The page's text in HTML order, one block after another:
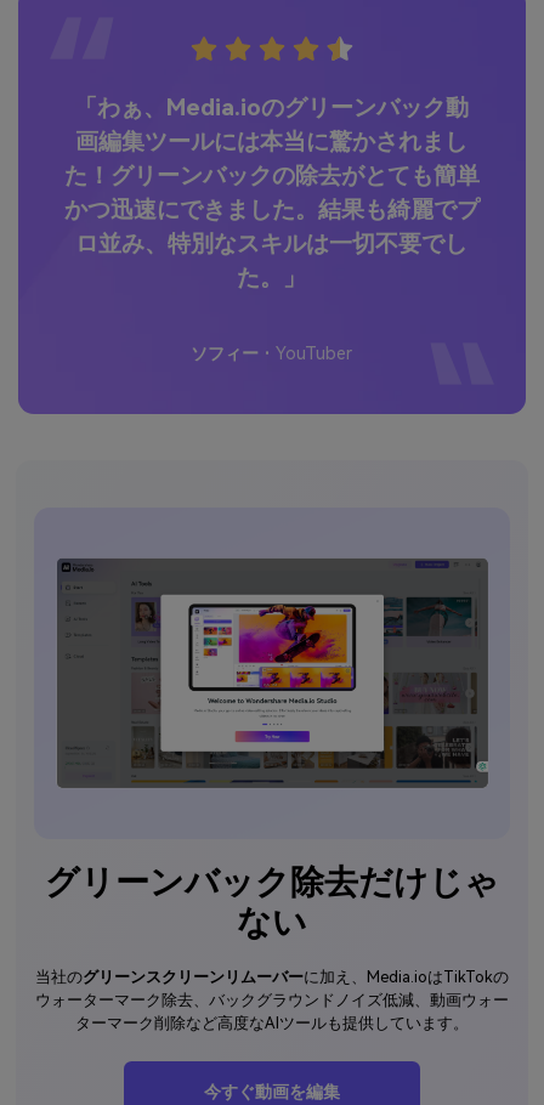
「わぁ、Media.ioのグリーンバック動
画編集ツールには本当に驚かされまし
た！ グリーンバックの除去がとても簡単
かつ迅速にできました。結果も綺麗でプ
ロ並み、特別なスキルは一切不要でし
た。」
ソフィー ·YouTuber
グリーンバック除去だけじゃ
ない
当社のグリーンスクリーンリムーバーに加え、Media.ioはTikTokの
ウォーターマーク除去、バックグラウンドノイズ低減、動画ウォー
ターマーク削除など高度なAIツールも提供しています。
今すぐ動画を編集